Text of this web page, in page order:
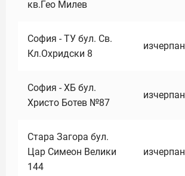
кв.Гео Милев
София - ТУ бул. Св.
Кл.Охридски 8
изчерпан
София - ХБ бул.
Христо Ботев №87
изчерпан
Стара Загора бул.
Цар Симеон Велики
144
изчерпан